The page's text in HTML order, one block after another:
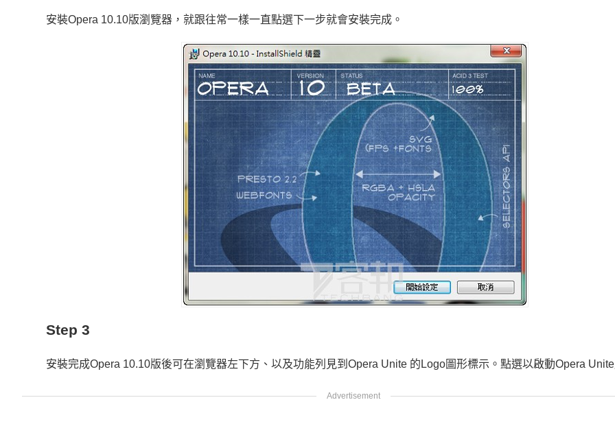
安裝Opera 10.10版瀏覽器，就跟往常一樣一直點選下一步就會安裝完成。
Step 3
安裝完成Opera 10.10版後可在瀏覽器左下方、以及功能列見到Opera Unite 的Logo圖形標示。點選以啟動Opera